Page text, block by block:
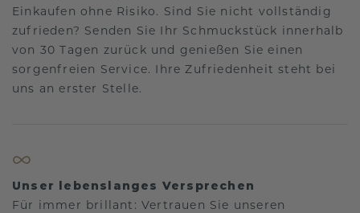
Einkaufen ohne Risiko. Sind Sie nicht vollständig
zufrieden? Senden Sie Ihr Schmuckstück innerhalb
von 30 Tagen zurück und genießen Sie einen
sorgenfreien Service. Ihre Zufriedenheit steht bei
uns an erster Stelle.
Unser lebenslanges Versprechen
Für immer brillant: Vertrauen Sie unseren